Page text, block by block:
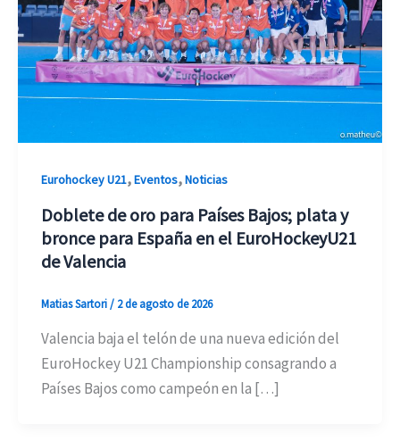
Eurohockey U21,Eventos,Noticias
Doblete de oro para Países Bajos; plata y
bronce para España en el EuroHockeyU21
de Valencia
Matias Sartori/ 2 de agosto de 2026
Valencia baja el telón de una nueva edición del
EuroHockey U21 Championship consagrando a
Países Bajos como campeón en la […]